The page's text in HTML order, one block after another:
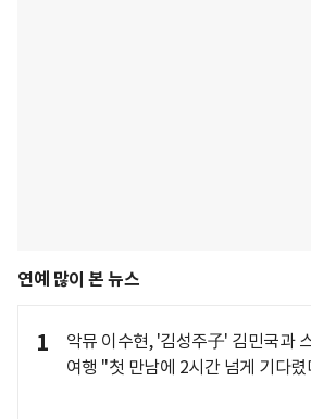
연예 많이 본 뉴스
1
악뮤 이수현, '김성주子' 김민국과
여행 "첫 만남에 2시간 넘게 기다렸